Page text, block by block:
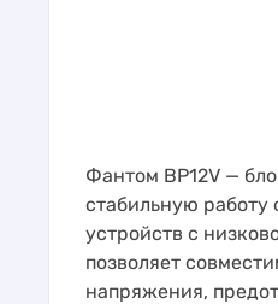
Фантом BP12V —
стабильную работу
устройств с
позволяет
напряжения,